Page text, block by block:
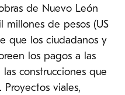
de Nuevo León
de pesos (US
que los ciudadanos y
los pagos a las
construcciones que
viales,